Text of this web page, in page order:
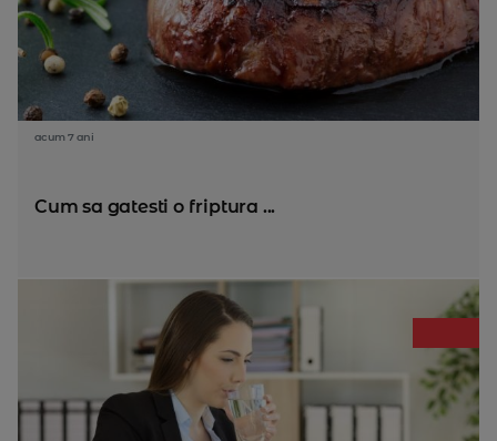
acum 7 ani
Cum sa gatesti o friptura ...